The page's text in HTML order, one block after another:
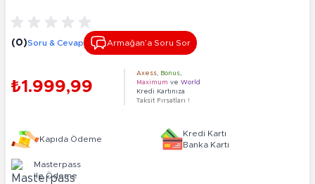
(0)Soru & Cevap Armağan’a Soru Sor
₺1.999,99
Axess Bonus
Maximum ve World
Kredi Kartınıza
Taksit Fırsatları !
Kapıda Ödeme
Kredi Kartı
Banka Kartı
Masterpass
ile Ödeme